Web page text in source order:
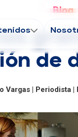
Blog
de
Vargas | Periodista